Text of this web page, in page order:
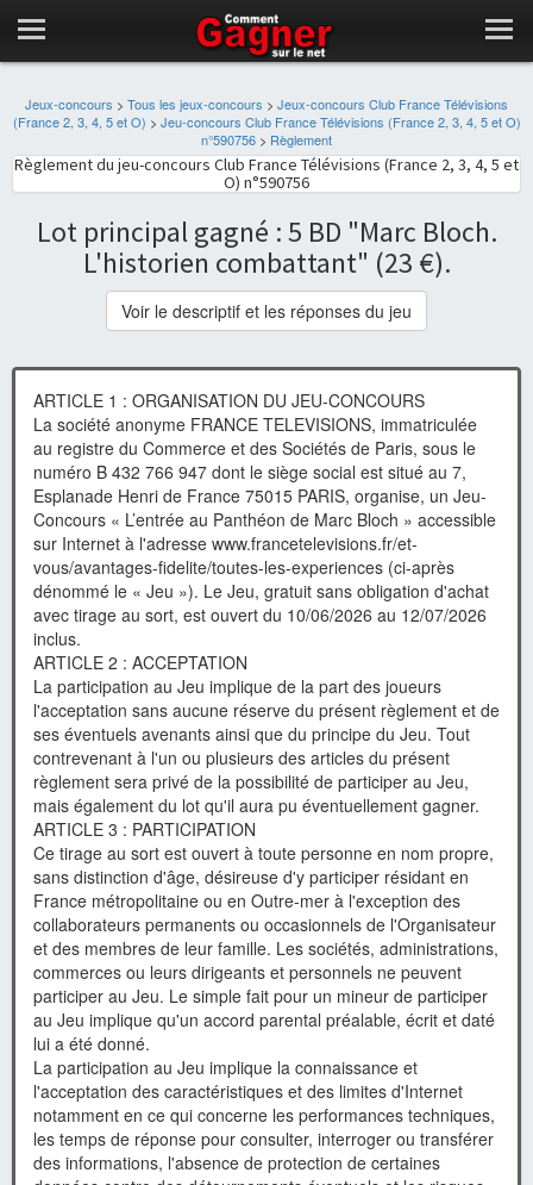
Jeux-concours > Tous les jeux-concours > Jeux-concours Club France Télévisions
(France 2, 3, 4, 5 et O) > Jeu-concours Club France Télévisions (France 2, 3, 4, 5 et O)
n°590756 > Règlement
Règlement du jeu-concours Club France Télévisions (France 2, 3, 4, 5 et
O) n°590756
Lot principal gagné : 5 BD "Marc Bloch.
L'historien combattant" (23 €).
Voir le descriptif et les réponses du jeu
ARTICLE 1 : ORGANISATION DU JEU-CONCOURS
La société anonyme FRANCE TELEVISIONS, immatriculée
au registre du Commerce et des Sociétés de Paris, sous le
numéro B 432 766 947 dont le siège social est situé au 7,
Esplanade Henri de France 75015 PARIS, organise, un Jeu-
Concours « L’entrée au Panthéon de Marc Bloch » accessible
sur Internet à l'adresse www.francetelevisions.fr/et-
vous/avantages-fidelite/toutes-les-experiences (ci-après
dénommé le « Jeu »). Le Jeu, gratuit sans obligation d'achat
avec tirage au sort, est ouvert du 10/06/2026 au 12/07/2026
inclus.
ARTICLE 2 : ACCEPTATION
La participation au Jeu implique de la part des joueurs
l'acceptation sans aucune réserve du présent règlement et de
ses éventuels avenants ainsi que du principe du Jeu. Tout
contrevenant à l'un ou plusieurs des articles du présent
règlement sera privé de la possibilité de participer au Jeu,
mais également du lot qu'il aura pu éventuellement gagner.
ARTICLE 3 : PARTICIPATION
Ce tirage au sort est ouvert à toute personne en nom propre,
sans distinction d'âge, désireuse d'y participer résidant en
France métropolitaine ou en Outre-mer à l'exception des
collaborateurs permanents ou occasionnels de l'Organisateur
et des membres de leur famille. Les sociétés, administrations,
commerces ou leurs dirigeants et personnels ne peuvent
participer au Jeu. Le simple fait pour un mineur de participer
au Jeu implique qu'un accord parental préalable, écrit et daté
lui a été donné.
La participation au Jeu implique la connaissance et
l'acceptation des caractéristiques et des limites d'Internet
notamment en ce qui concerne les performances techniques,
les temps de réponse pour consulter, interroger ou transférer
des informations, l'absence de protection de certaines